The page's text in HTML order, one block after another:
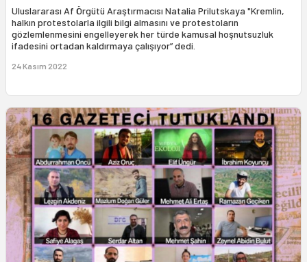
Uluslararası Af Örgütü Araştırmacısı Natalia Prilutskaya "Kremlin,
halkın protestolarla ilgili bilgi almasını ve protestoların
gözlemlenmesini engelleyerek her türde kamusal hoşnutsuzluk
ifadesini ortadan kaldırmaya çalışıyor” dedi.
24 Kasım 2022